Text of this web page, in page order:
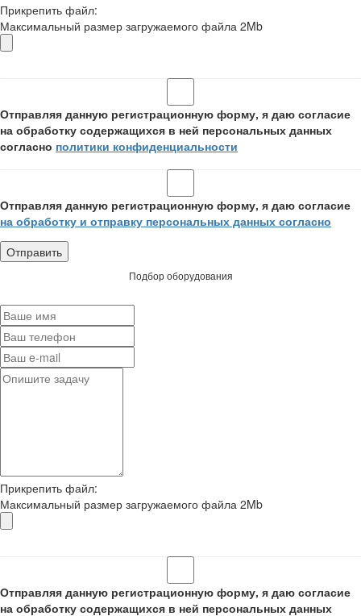
Прикрепить файл:
Максимальный размер загружаемого файла 2Mb
Отправляя данную регистрационную форму, я даю согласие
на обработку содержащихся в ней персональных данных
согласно политики конфиденциальности
Отправляя данную регистрационную форму, я даю согласие
на обработку и отправку персональных данных согласно
Подбор оборудования
Прикрепить файл:
Максимальный размер загружаемого файла 2Mb
Отправляя данную регистрационную форму, я даю согласие
на обработку содержащихся в ней персональных данных